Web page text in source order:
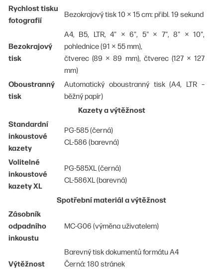
Rychlost tisku
fotografií
Bezokrajový tisk 10 × 15 cm: přibl. 19 sekund
Bezokrajový
tisk
A4, B5, LTR, 4" × 6", 5" × 7", 8" × 10",
pohlednice (91 × 55 mm),
čtverec (89 × 89 mm), čtverec (127 × 127
mm)
Oboustranný
tisk
Automatický oboustranný tisk (A4, LTR –
běžný papír)
Kazety a výtěžnost
Standardní
inkoustové
kazety
PG-585 (černá)
CL-586 (barevná)
Volitelné
inkoustové
kazety XL
PG-585XL (černá)
CL-586XL (barevná)
Spotřební materiál a výtěžnost
Zásobník
odpadního
inkoustu
MC-G06 (výměna uživatelem)
Výtěžnost
Barevný tisk dokumentů formátu A4
Černá: 180 stránek